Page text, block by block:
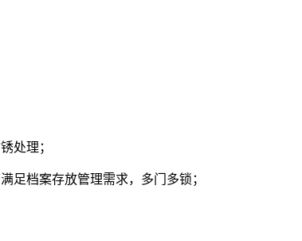
处理；
足档案存放管理需求，多门多锁；